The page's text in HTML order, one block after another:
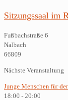
Sitzungssaal im
Fußbachstraße 6
Nalbach
66809
Nächste Veranstaltung
Junge Menschen für
18:00 - 20:00